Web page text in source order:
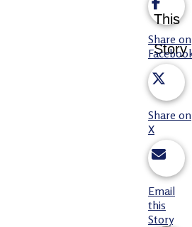
This
Story
Share on
Share on
X
Email
this
Story